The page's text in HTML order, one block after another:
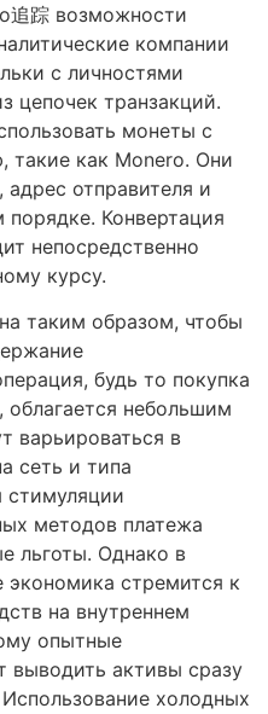
追踪 возможности
компании
с личностями
цепочек транзакций.
монеты с
такие как Monero. Они
отправителя и
порядке. Конвертация
непосредственно
курсу.
таким образом, чтобы
будь то покупка
небольшим
варьироваться в
сеть и типа
стимуляции
методов платежа
льготы. Однако в
экономика стремится к
на внутреннем
опытные
выводить активы сразу
холодных